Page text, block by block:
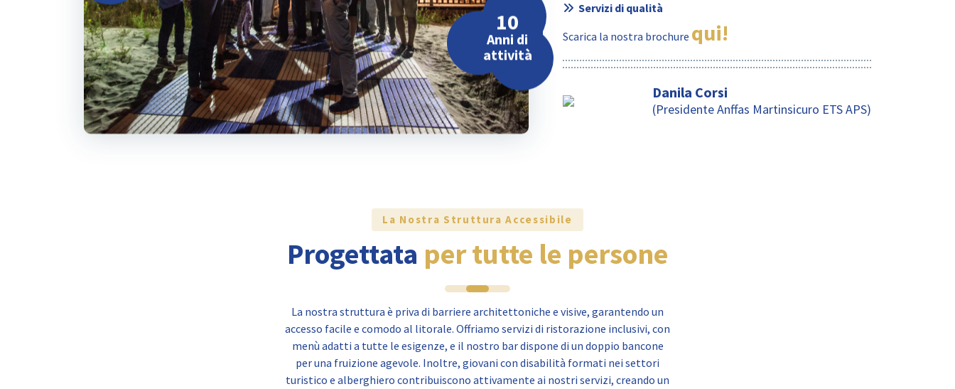
10
Anni di
attività
Servizi di qualità
Scarica la nostra brochure qui!
Danila Corsi
(Presidente Anffas Martinsicuro ETS APS)
La Nostra Struttura Accessibile
Progettata per tutte le persone
La nostra struttura è priva di barriere architettoniche e visive, garantendo un
accesso facile e comodo al litorale. Offriamo servizi di ristorazione inclusivi, con
menù adatti a tutte le esigenze, e il nostro bar dispone di un doppio bancone
per una fruizione agevole. Inoltre, giovani con disabilità formati nei settori
turistico e alberghiero contribuiscono attivamente ai nostri servizi, creando un